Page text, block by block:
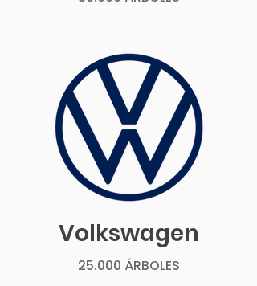
Volkswagen
25.000 ÁRBOLES